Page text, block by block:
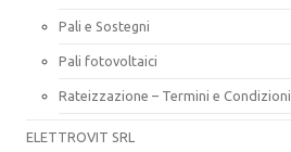
Pali e Sostegni
Pali fotovoltaici
Rateizzazione – Termini e Condizioni
ELETTROVIT SRL